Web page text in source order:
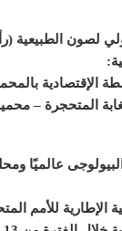
لصون الطبيعية
الإقتصادية
المتحجرة –
عالميًا